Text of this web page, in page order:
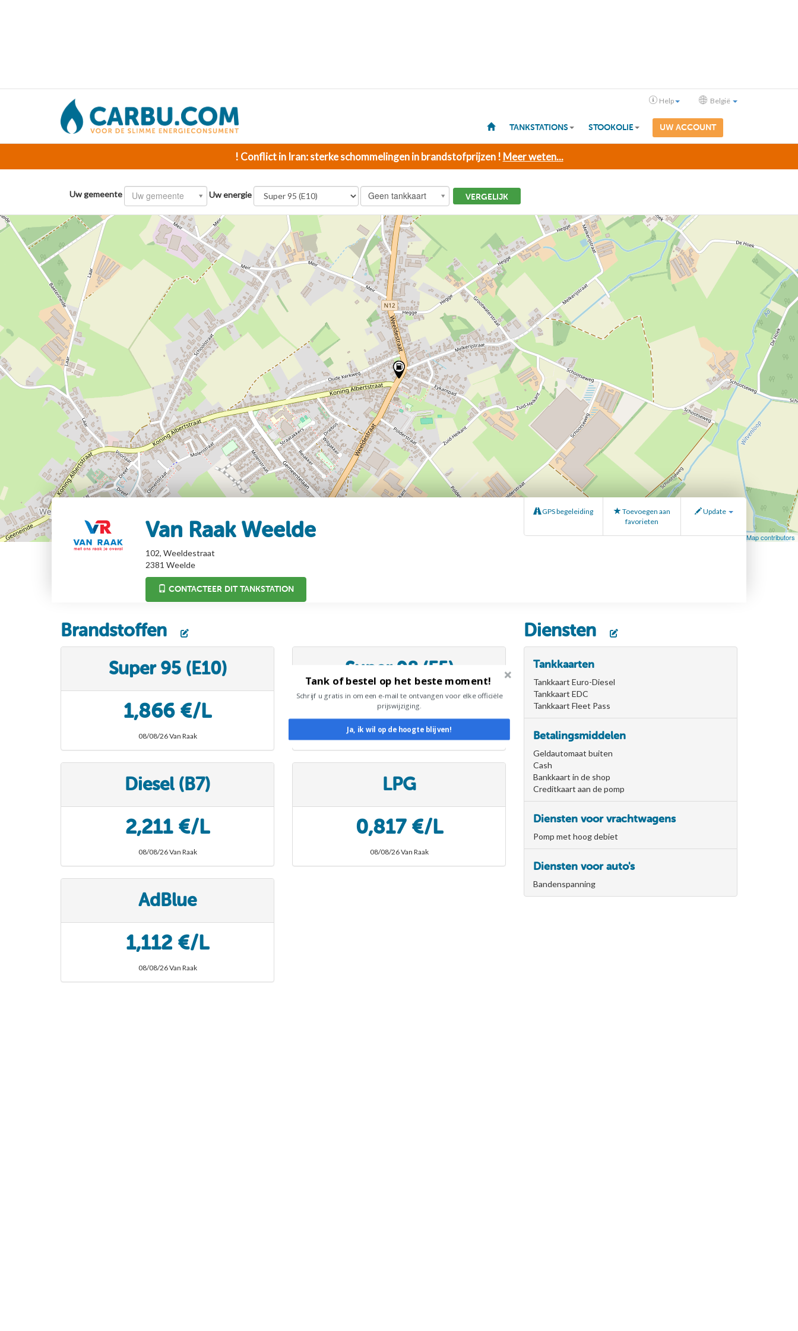
Help België
TANKSTATIONS STOOKOLIE UW ACCOUNT
! Conflict in Iran: sterke schommelingen in brandstofprijzen ! Meer weten...
Uw gemeente Uw gemeente Uw energie Geen tankkaart VERGELIJK
Leaflet| Map data ©OpenStreetMapcontributors, ©OpenStreetMap contributors
Van Raak Weelde
102, Weeldestraat
2381 Weelde
CONTACTEER DIT TANKSTATION
GPS begeleiding
Toevoegen aan
favorieten
Update
Brandstoffen
Super 95 (E10)
1,866 €/L
08/08/26 Van Raak
Super 98 (E5)
1,988 €/L
08/08/26 Van Raak
Diesel (B7)
2,211 €/L
08/08/26 Van Raak
LPG
0,817 €/L
08/08/26 Van Raak
AdBlue
1,112 €/L
08/08/26 Van Raak
Diensten
Tankkaarten
Tankkaart Euro-Diesel
Tankkaart EDC
Tankkaart Fleet Pass
Betalingsmiddelen
Geldautomaat buiten
Cash
Bankkaart in de shop
Creditkaart aan de pomp
Diensten voor vrachtwagens
Pomp met hoog debiet
Diensten voor auto's
Bandenspanning
Tank of bestel op het beste moment!
Schrijf u gratis in om een e-mail te ontvangen voor elke officiële
prijswijziging.
Ja, ik wil op de hoogte blijven!